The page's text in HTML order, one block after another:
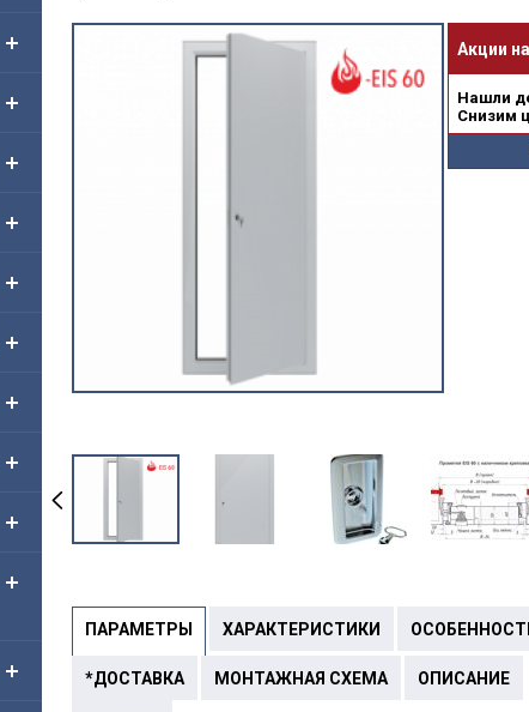
ПАРАМЕТРЫ ХАРАКТЕРИСТИКИ
*ДОСТАВКА МОНТАЖНАЯ СХЕМА ОПИСАНИЕ
Акции
Нашли
Снизим